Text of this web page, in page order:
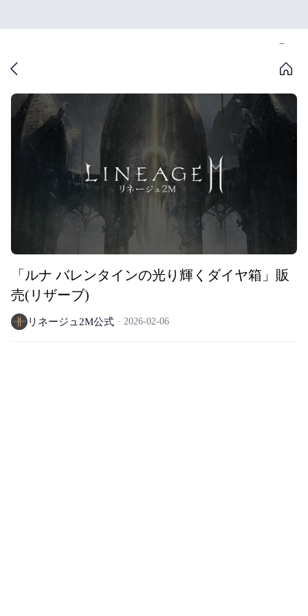
「ルナ バレンタインの光り輝くダイヤ箱」販
売(リザーブ)
リネージュ2M公式 2026-02-06